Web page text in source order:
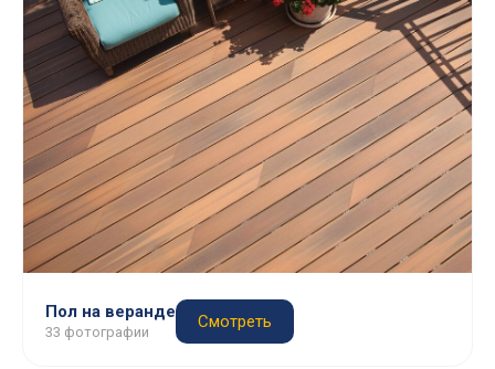
Пол на веранде
33 фотографии
Смотреть